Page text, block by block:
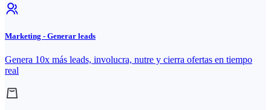
Marketing - Generar leads
Genera 10x más leads, involucra, nutre y cierra ofertas en tiempo
real